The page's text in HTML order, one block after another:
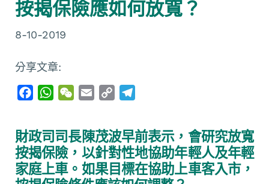
按揭保險應如何放寬？
8-10-2019
分享文章:
e
b
o
W
t
s
A
W
h
a
t
i
l
y
L
i
e
g
r
財政司司長陳茂波早前表示，會研究放寬
按揭保險，以針對性地協助年輕人及年輕
家庭上車。如果目標在協助上車客入市，